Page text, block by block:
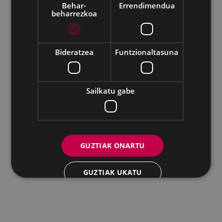
Udalaren sare sozial guztiak
Eibarko Andretxea - Isasi kalea, 11 | 20600 Eibar
Andretxea: 943 54 39 38
Berdintasuna: 943 70 84 40
andretxea@eibar.eus
berdintasuna@eibar.eus
IFZ: P2003100A | DIR3 L01200300
Behar-
beharrezkoa
Errendimendua
Bideratzea Funtzionaltasuna
Sailkatu gabe
GUZTIAK ONARTU
GUZTIAK UKATU